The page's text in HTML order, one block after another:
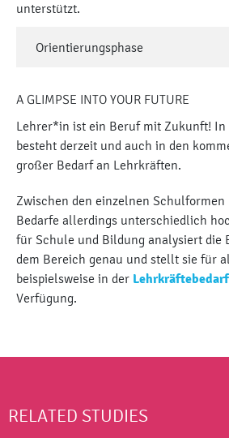
unterstützt.
Orientierungsphase
A GLIMPSE INTO YOUR FUTURE
Lehrer*in ist ein Beruf mit Zukunft! In
besteht derzeit und auch in den
großer Bedarf an Lehrkräften.
Zwischen den einzelnen Schulformen
Bedarfe allerdings unterschiedlich
für Schule und Bildung analysiert die
dem Bereich genau und stellt sie für
beispielsweise in der
Verfügung.
RELATED STUDIES